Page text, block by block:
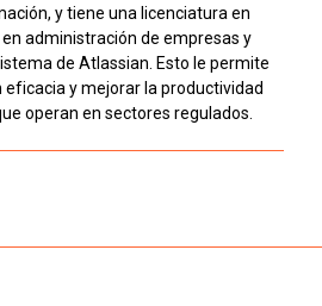
y tiene una licenciatura en
administración de empresas y
de Atlassian. Esto le permite
y mejorar la productividad
operan en sectores regulados.